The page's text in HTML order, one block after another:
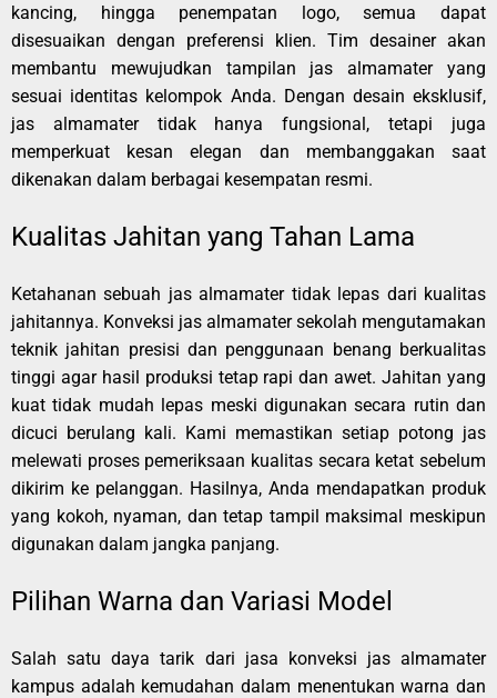
kancing, hingga penempatan logo, semua dapat
disesuaikan dengan preferensi klien. Tim desainer akan
membantu mewujudkan tampilan jas almamater yang
sesuai identitas kelompok Anda. Dengan desain eksklusif,
jas almamater tidak hanya fungsional, tetapi juga
memperkuat kesan elegan dan membanggakan saat
dikenakan dalam berbagai kesempatan resmi.
Kualitas Jahitan yang Tahan Lama
Ketahanan sebuah jas almamater tidak lepas dari kualitas
jahitannya. Konveksi jas almamater sekolah mengutamakan
teknik jahitan presisi dan penggunaan benang berkualitas
tinggi agar hasil produksi tetap rapi dan awet. Jahitan yang
kuat tidak mudah lepas meski digunakan secara rutin dan
dicuci berulang kali. Kami memastikan setiap potong jas
melewati proses pemeriksaan kualitas secara ketat sebelum
dikirim ke pelanggan. Hasilnya, Anda mendapatkan produk
yang kokoh, nyaman, dan tetap tampil maksimal meskipun
digunakan dalam jangka panjang.
Pilihan Warna dan Variasi Model
Salah satu daya tarik dari jasa konveksi jas almamater
kampus adalah kemudahan dalam menentukan warna dan